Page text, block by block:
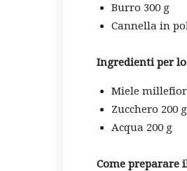
Burro 300 g
Cannella in
Ingredienti per
Miele
Zucchero 200 g
Acqua 200 g
Come preparare